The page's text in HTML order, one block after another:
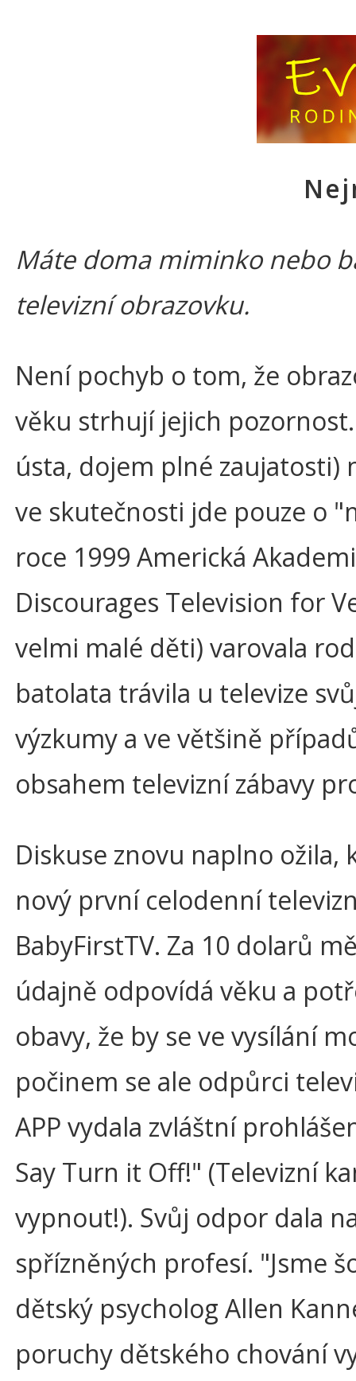
Máte doma miminko nebo
televizní obrazovku.
Není pochyb o tom, že
věku strhují jejich
ústa, dojem plné
ve skutečnosti jde pouze o
roce 1999 Americká
Discourages Television for
velmi malé děti) varovala
batolata trávila u televize
výzkumy a ve většině
obsahem televizní zábavy
Diskuse znovu naplno
nový první celodenní
BabyFirstTV. Za 10 dolarů
údajně odpovídá věku a
obavy, že by se ve vysílání
počinem se ale odpůrci
APP vydala zvláštní
Say Turn it Off!" (Televizní
vypnout!). Svůj odpor dala
spřízněných profesí. "Jsme
dětský psycholog Allen
poruchy dětského chování